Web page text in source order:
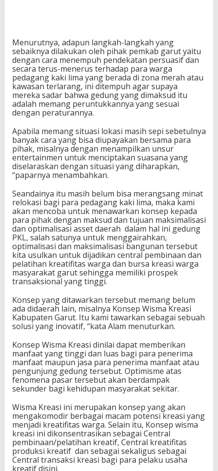
Menurutnya, adapun langkah-langkah yang
sebaiknya dilakukan oleh pihak pemkab garut yaitu
dengan cara menempuh pendekatan persuasif dan
secara terus-menerus terhadap para warga
pedagang kaki lima yang berada di zona merah atau
kawasan terlarang, ini ditempuh agar supaya
mereka sadar bahwa gedung yang dimaksud itu
adalah memang peruntukkannya yang sesuai
dengan peraturannya.
Apabila memang situasi lokasi masih sepi sebetulnya
banyak cara yang bisa diupayakan bersama para
pihak, misalnya dengan menampilkan unsur
entertainmen untuk menciptakan suasana yang
diselaraskan dengan situasi yang diharapkan,
“paparnya menambahkan.
Seandainya itu masih belum bisa merangsang minat
relokasi bagi para pedagang kaki lima, maka kami
akan mencoba untuk menawarkan konsep kepada
para pihak dengan maksud dan tujuan maksimalisasi
dan optimalisasi asset daerah dalam hal ini gedung
PKL, salah satunya untuk menggairahkan,
optimalisasi dan maksimalisasi bangunan tersebut
kita usulkan untuk dijadikan central pembinaan dan
pelatihan kreatifitas warga dan bursa kreasi warga
masyarakat garut sehingga memiliki prospek
transaksional yang tinggi.
Konsep yang ditawarkan tersebut memang belum
ada didaerah lain, misalnya Konsep Wisma Kreasi
Kabupaten Garut. Itu kami tawarkan sebagai sebuah
solusi yang inovatif, “kata Alam menuturkan.
Konsep Wisma Kreasi dinilai dapat memberikan
manfaat yang tinggi dan luas bagi para penerima
manfaat maupun jasa para penerima manfaat atau
pengunjung gedung tersebut. Optimisme atas
fenomena pasar tersebut akan berdampak
sekunder bagi kehidupan masyarakat sekitar.
Wisma Kreasi ini merupakan konsep yang akan
mengakomodir berbagai macam potensi kreasi yang
menjadi kreatifitas warga. Selain itu, Konsep wisma
kreasi ini dikonsentrasikan sebagai Central
pembinaan/pelatihan kreatif, Central kreatifitas
produksi kreatif dan sebagai sekaligus sebagai
Central transaksi kreasi bagi para pelaku usaha
kreatif disini.